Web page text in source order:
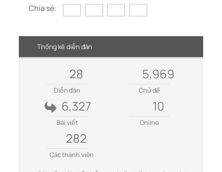
Chia sẻ:
Thống kê diễn đàn
28
Diễn đàn
5,969
Chủ đề
6,327
Bài viết
10
Online
282
Các thành viên